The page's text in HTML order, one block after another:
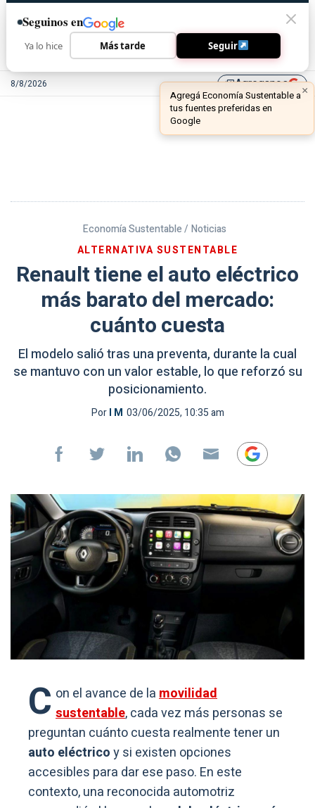
8/8/2026 library_addAgreganos
Economía Sustentable / Noticias
ALTERNATIVA SUSTENTABLE
Renault tiene el auto eléctrico
más barato del mercado:
cuánto cuesta
El modelo salió tras una preventa, durante la cual
se mantuvo con un valor estable, lo que reforzó su
posicionamiento.
PorI M 03/06/2025, 10:35 am
C on el avance de lamovilidad
sustentable, cada vez más personas se
preguntan cuánto cuesta realmente tener un
auto eléctricoy si existen opciones
accesibles para dar ese paso. En este
contexto, una reconocida automotriz
Seguinos en
Ya lo hice Más tarde Seguir